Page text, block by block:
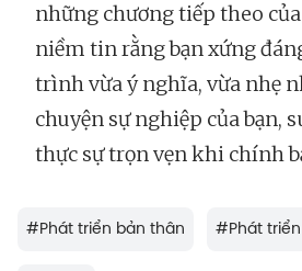
những chương tiếp theo
niềm tin rằng bạn xứng
trình vừa ý nghĩa, vừa nhẹ
chuyện sự nghiệp của bạn,
thực sự trọn vẹn khi chính
#Phát triển bản thân #Phát